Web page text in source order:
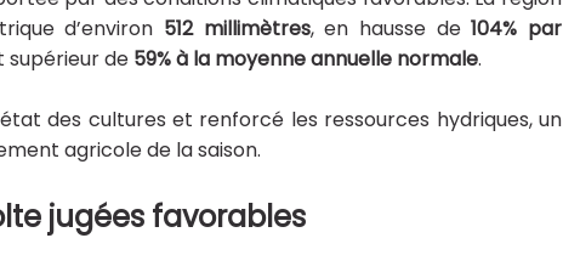
d’environ 512 millimètres, en hausse de104% par
supérieur de 59% à la moyenne annuelle normale.
des cultures et renforcé les ressources hydriques, un
agricole de la saison.
jugées favorables